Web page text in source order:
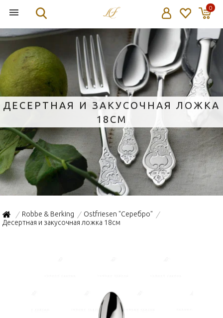
0
ДЕСЕРТНАЯ И ЗАКУСОЧНАЯ ЛОЖКА
18СМ
/ Robbe & Berking / Ostfriesen "Серебро" /
Десертная и закусочная ложка 18см